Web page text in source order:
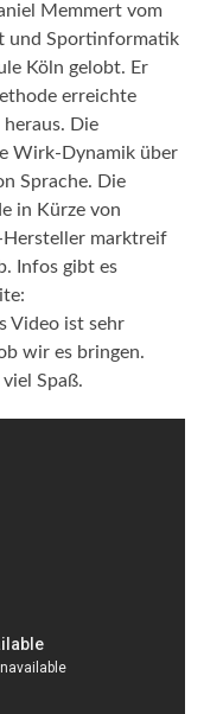
Memmert vom
und Sportinformatik
Köln gelobt. Er
erreichte
heraus. Die
Wirk-Dynamik über
Sprache. Die
in Kürze von
Hersteller marktreif
Infos gibt es
Video ist sehr
wir es bringen.
Spaß.